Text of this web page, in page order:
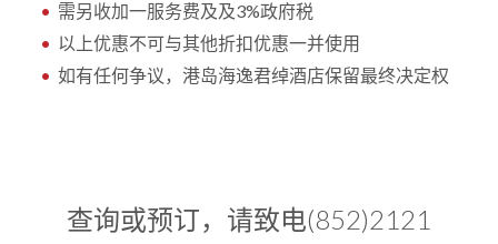
需另收加一服务费及及3%政府税
以上优惠不可与其他折扣优惠一并使用
如有任何争议，港岛海逸君绰酒店保留最终决定权
查询或预订，请致电(852)2121